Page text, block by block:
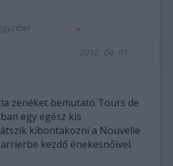
2012. 04. 01.
zenéket bemutató Tours de
egy egész kis
kibontakozni a Nouvelle
kezdő énekesnőivel.